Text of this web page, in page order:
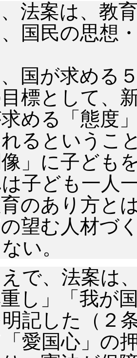
法案は、教
国民の思想
国が求める
標として、
める「態度
るというこ
」に子ども
子ども一人
のあり方と
望む人材づ
い。
で、法案は
し」「我が
記した（２
愛国心」の